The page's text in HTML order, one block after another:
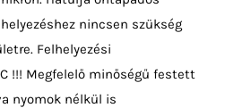
nincsen szükség
Felhelyezési
!!! Megfelelő minőségű festett
nyomok nélkül is